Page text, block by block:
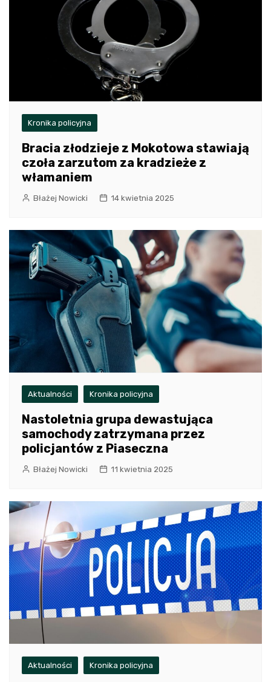
Kronika policyjna
Bracia złodzieje z Mokotowa stawiają
czoła zarzutom za kradzieże z
włamaniem
Błażej Nowicki 14 kwietnia 2025
Aktualności Kronika policyjna
Nastoletnia grupa dewastująca
samochody zatrzymana przez
policjantów z Piaseczna
Błażej Nowicki 11 kwietnia 2025
Aktualności Kronika policyjna